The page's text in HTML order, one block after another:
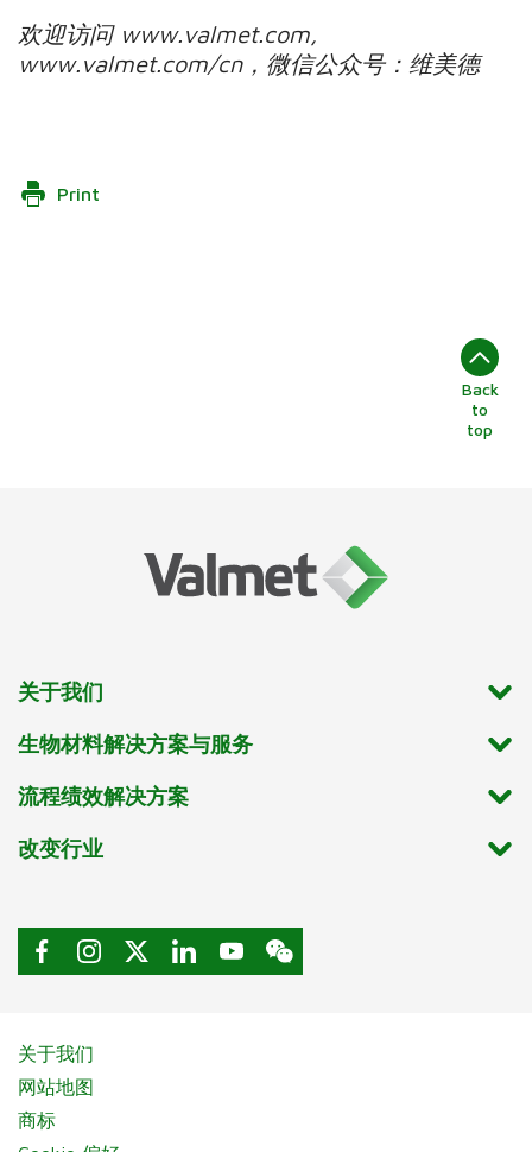
欢迎访问 www.valmet.com,
www.valmet.com/cn，微信公众号：维美德
Print
Back
to
top
关于我们
生物材料解决方案与服务
流程绩效解决方案
改变行业
关于我们
网站地图
商标